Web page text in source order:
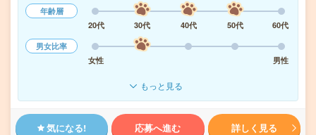
年齢層
20代
30代 40代 50代
60代
男女比率
女性
男性
もっと見る
気になる! 応募へ進む 詳しく見る